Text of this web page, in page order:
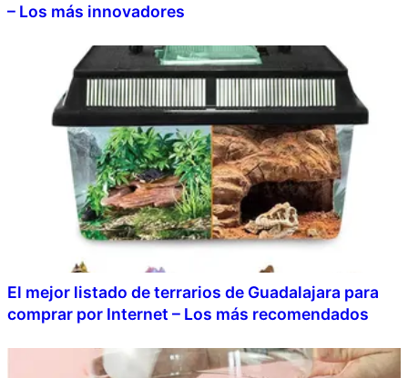
– Los más innovadores
El mejor listado de terrarios de Guadalajara para
comprar por Internet – Los más recomendados